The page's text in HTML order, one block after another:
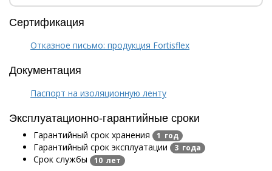
Сертификация
Отказное письмо: продукция Fortisflex
Документация
Паспорт на изоляционную ленту
Эксплуатационно-гарантийные сроки
Гарантийный срок хранения 1 год
Гарантийный срок эксплуатации 3 года
Срок службы 10 лет